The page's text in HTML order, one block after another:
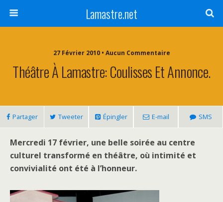
Lamastre.net
27 Février 2010 • Aucun Commentaire
Théâtre À Lamastre: Coulisses Et Annonce.
Partager Tweeter Épingler E-mail SMS
Mercredi 17 février, une belle soirée au centre
culturel transformé en théâtre, où intimité et
convivialité ont été à l’honneur.